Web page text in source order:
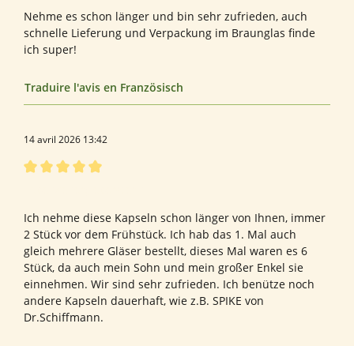
Nehme es schon länger und bin sehr zufrieden, auch
schnelle Lieferung und Verpackung im Braunglas finde
ich super!
Traduire l'avis en Französisch
14 avril 2026 13:42
Ich nehme diese Kapseln schon länger von Ihnen, immer
2 Stück vor dem Frühstück. Ich hab das 1. Mal auch
gleich mehrere Gläser bestellt, dieses Mal waren es 6
Stück, da auch mein Sohn und mein großer Enkel sie
einnehmen. Wir sind sehr zufrieden. Ich benütze noch
andere Kapseln dauerhaft, wie z.B. SPIKE von
Dr.Schiffmann.